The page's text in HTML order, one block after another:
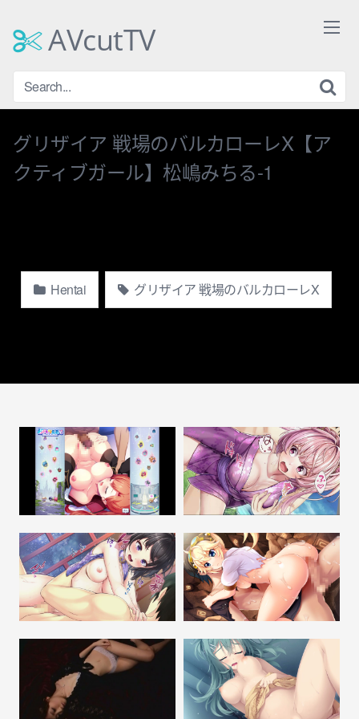
contentAVcutTV
グリザイア 戦場のバルカローレX【ア
クティブガール】松嶋みちる-1
Hentai グリザイア 戦場のバルカローレX